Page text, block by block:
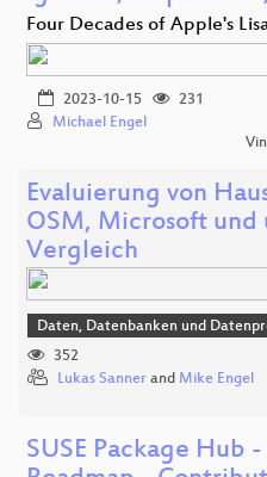
Four Decades of Apple's
2023-10-15
231
Michael Engel
Evaluierung von
OSM, Microsoft und
Vergleich
Daten, Datenbanken und
352
Lukas Sanner and Mike Engel
SUSE Package Hub